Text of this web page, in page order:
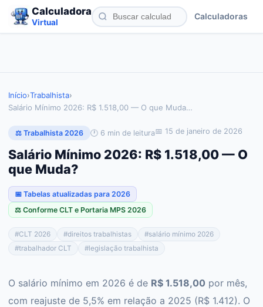
Calculadora
Virtual
Calculadoras
Início›Trabalhista›
Salário Mínimo 2026: R$ 1.518,00 — O que Muda…
⚖️ Trabalhista 2026 🕐 6 min de leitura📅 15 de janeiro de 2026
Salário Mínimo 2026: R$ 1.518,00 — O
que Muda?
📅 Tabelas atualizadas para 2026
⚖️ Conforme CLT e Portaria MPS 2026
#CLT 2026 #direitos trabalhistas #salário mínimo 2026
#trabalhador CLT #legislação trabalhista
O salário mínimo em 2026 é de R$ 1.518,00 por mês,
com reajuste de 5,5% em relação a 2025 (R$ 1.412). O